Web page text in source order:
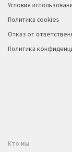
Условия
Политика cookies
Отказ от
Политика
Кто мы